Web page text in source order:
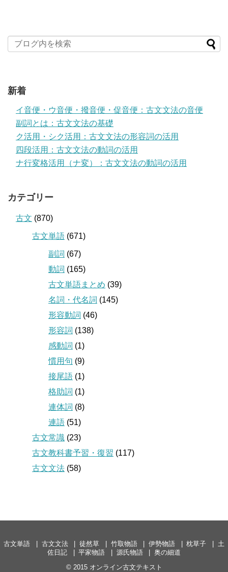
新着
イ音便・ウ音便・撥音便・促音便：古文文法の音便
副詞とは：古文文法の基礎
ク活用・シク活用：古文文法の形容詞の活用
四段活用：古文文法の動詞の活用
ナ行変格活用（ナ変）：古文文法の動詞の活用
カテゴリー
古文 (870)
古文単語 (671)
副詞 (67)
動詞 (165)
古文単語まとめ (39)
名詞・代名詞 (145)
形容動詞 (46)
形容詞 (138)
感動詞 (1)
慣用句 (9)
接尾語 (1)
格助詞 (1)
連体詞 (8)
連語 (51)
古文常識 (23)
古文教科書予習・復習 (117)
古文文法 (58)
古文単語 古文文法 徒然草 竹取物語 伊勢物語 枕草子
土
佐日記
平家物語 源氏物語
奥の細道
© 2015 オンライン古文テキスト